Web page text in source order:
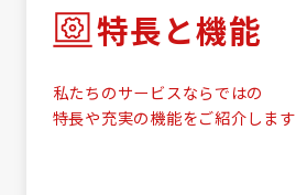
特長と機能
私たちのサービスならではの
特長や充実の機能をご紹介します